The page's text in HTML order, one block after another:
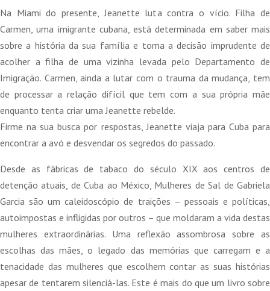
original
era:
16,94 €.
atual
é:
15,25 €.
Na Miami do presente, Jeanette luta contra o vício. Filha de
Carmen, uma imigrante cubana, está determinada em saber mais
sobre a história da sua família e toma a decisão imprudente de
acolher a filha de uma vizinha levada pelo Departamento de
Imigração. Carmen, ainda a lutar com o trauma da mudança, tem
de processar a relação difícil que tem com a sua própria mãe
enquanto tenta criar uma Jeanette rebelde.
Firme na sua busca por respostas, Jeanette viaja para Cuba para
encontrar a avó e desvendar os segredos do passado.
Desde as fábricas de tabaco do século XIX aos centros de
detenção atuais, de Cuba ao México, Mulheres de Sal de Gabriela
Garcia são um caleidoscópio de traições – pessoais e políticas,
autoimpostas e infligidas por outros – que moldaram a vida destas
mulheres extraordinárias. Uma reflexão assombrosa sobre as
escolhas das mães, o legado das memórias que carregam e a
tenacidade das mulheres que escolhem contar as suas histórias
apesar de tentarem silenciá-las. Este é mais do que um livro sobre